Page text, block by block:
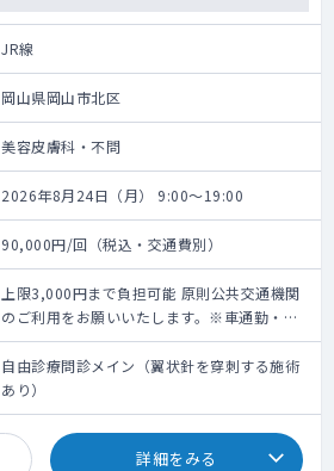
JR線
岡山県岡山市北区
美容皮膚科・不問
2026年8月24日（月） 9:00～19:00
90,000円/回（税込・交通費別）
上限3,000円まで負担可能 原則公共交通機関
のご利用をお願いいたします。※車通勤・タ
クシー利用要相談
自由診療問診メイン（翼状針を穿刺する施術
あり）
詳細をみる